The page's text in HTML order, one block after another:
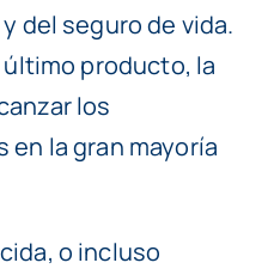
del seguro de vida.
producto, la
los
la gran mayoría
o incluso